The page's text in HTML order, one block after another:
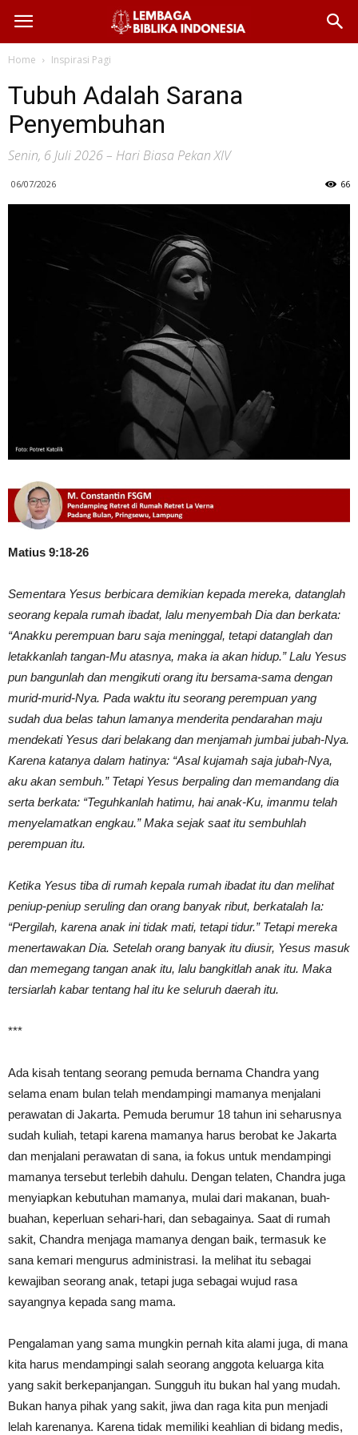
Home Inspirasi Pagi
Tubuh Adalah Sarana
Penyembuhan
Senin, 6 Juli 2026 – Hari Biasa Pekan XIV
06/07/2026 66
Matius 9:18-26
Sementara Yesus berbicara demikian kepada mereka, datanglah
seorang kepala rumah ibadat, lalu menyembah Dia dan berkata:
“Anakku perempuan baru saja meninggal, tetapi datanglah dan
letakkanlah tangan-Mu atasnya, maka ia akan hidup.” Lalu Yesus
pun bangunlah dan mengikuti orang itu bersama-sama dengan
murid-murid-Nya. Pada waktu itu seorang perempuan yang
sudah dua belas tahun lamanya menderita pendarahan maju
mendekati Yesus dari belakang dan menjamah jumbai jubah-Nya.
Karena katanya dalam hatinya: “Asal kujamah saja jubah-Nya,
aku akan sembuh.” Tetapi Yesus berpaling dan memandang dia
serta berkata: “Teguhkanlah hatimu, hai anak-Ku, imanmu telah
menyelamatkan engkau.” Maka sejak saat itu sembuhlah
perempuan itu.
Ketika Yesus tiba di rumah kepala rumah ibadat itu dan melihat
peniup-peniup seruling dan orang banyak ribut, berkatalah Ia:
“Pergilah, karena anak ini tidak mati, tetapi tidur.” Tetapi mereka
menertawakan Dia. Setelah orang banyak itu diusir, Yesus masuk
dan memegang tangan anak itu, lalu bangkitlah anak itu. Maka
tersiarlah kabar tentang hal itu ke seluruh daerah itu.
***
Ada kisah tentang seorang pemuda bernama Chandra yang
selama enam bulan telah mendampingi mamanya menjalani
perawatan di Jakarta. Pemuda berumur 18 tahun ini seharusnya
sudah kuliah, tetapi karena mamanya harus berobat ke Jakarta
dan menjalani perawatan di sana, ia fokus untuk mendampingi
mamanya tersebut terlebih dahulu. Dengan telaten, Chandra juga
menyiapkan kebutuhan mamanya, mulai dari makanan, buah-
buahan, keperluan sehari-hari, dan sebagainya. Saat di rumah
sakit, Chandra menjaga mamanya dengan baik, termasuk ke
sana kemari mengurus administrasi. Ia melihat itu sebagai
kewajiban seorang anak, tetapi juga sebagai wujud rasa
sayangnya kepada sang mama.
Pengalaman yang sama mungkin pernah kita alami juga, di mana
kita harus mendampingi salah seorang anggota keluarga kita
yang sakit berkepanjangan. Sungguh itu bukan hal yang mudah.
Bukan hanya pihak yang sakit, jiwa dan raga kita pun menjadi
lelah karenanya. Karena tidak memiliki keahlian di bidang medis,